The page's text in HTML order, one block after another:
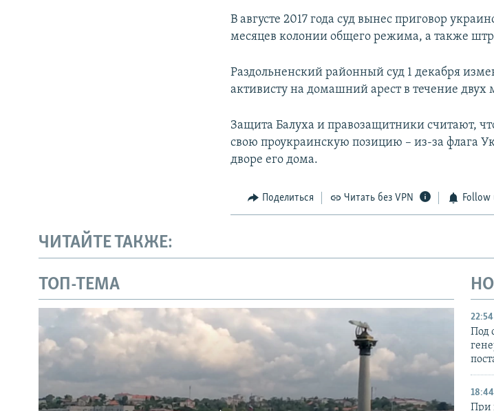
В августе 2017 года суд вынес приговор
месяцев колонии общего режима, а также
Раздольненский районный суд 1 декабря
активисту на домашний арест в течение двух
Защита Балуха и правозащитники считают,
свою проукраинскую позицию – из-за флага
дворе его дома.
Поделиться Читать без VPN Follow
ЧИТАЙТЕ ТАКЖЕ:
ТОП-ТЕМА
22:54
Под
18:44
При